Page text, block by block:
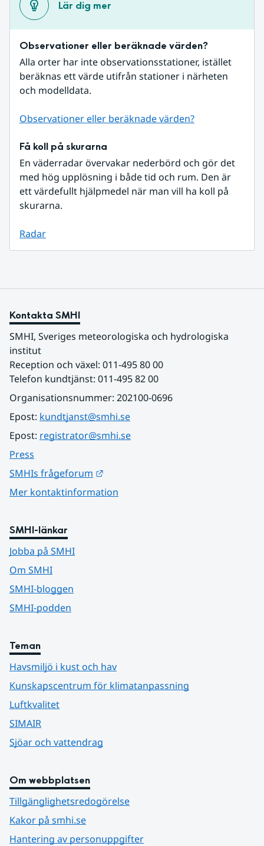
Lär dig mer
Observationer eller beräknade värden?
Alla orter har inte observationsstationer, istället
beräknas ett värde utifrån stationer i närheten
och modelldata.
Observationer eller beräknade värden?
Få koll på skurarna
En väderradar övervakar nederbörd och gör det
med hög upplösning i både tid och rum. Den är
ett värdefullt hjälpmedel när man vill ha koll på
skurarna.
Radar
Kontakta SMHI
SMHI, Sveriges meteorologiska och hydrologiska
institut
Reception och växel: 011-495 80 00
Telefon kundtjänst: 011-495 82 00
Organisationsnummer: 202100-0696
Epost: kundtjanst@smhi.se
Epost: registrator@smhi.se
Press
SMHIs frågeforum
Mer kontaktinformation
SMHI-länkar
Jobba på SMHI
Om SMHI
SMHI-bloggen
SMHI-podden
Teman
Havsmiljö i kust och hav
Kunskapscentrum för klimatanpassning
Luftkvalitet
SIMAIR
Sjöar och vattendrag
Om webbplatsen
Tillgänglighetsredogörelse
Kakor på smhi.se
Hantering av personuppgifter